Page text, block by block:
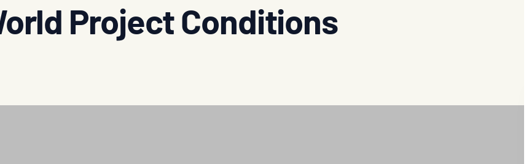
Project Conditions